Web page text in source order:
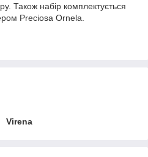
Також набір комплектується
Preciosa Ornela.
Virena